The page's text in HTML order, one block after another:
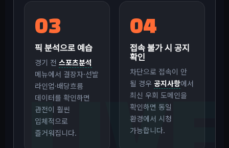
03
픽 분석으로 예습
경기 전 스포츠분석
메뉴에서 결장자·선발
라인업·배당흐름
데이터를 확인하면
관전이 훨씬
입체적으로
즐거워집니다.
04
접속 불가 시 공지
확인
차단으로 접속이 안
될 경우 공지사항에서
최신 우회 도메인을
확인하면 동일
환경에서 시청
가능합니다.